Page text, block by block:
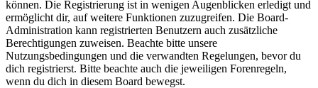
können. Die Registrierung ist in wenigen Augenblicken erledigt und
ermöglicht dir, auf weitere Funktionen zuzugreifen. Die Board-
Administration kann registrierten Benutzern auch zusätzliche
Berechtigungen zuweisen. Beachte bitte unsere
Nutzungsbedingungen und die verwandten Regelungen, bevor du
dich registrierst. Bitte beachte auch die jeweiligen Forenregeln,
wenn du dich in diesem Board bewegst.